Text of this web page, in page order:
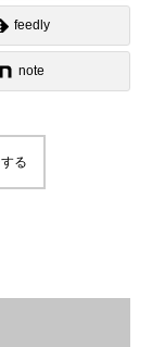
feedly
note
る